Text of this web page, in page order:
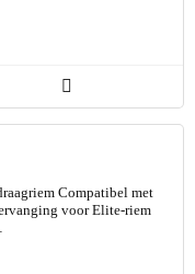
Compatibel met
voor Elite-riem